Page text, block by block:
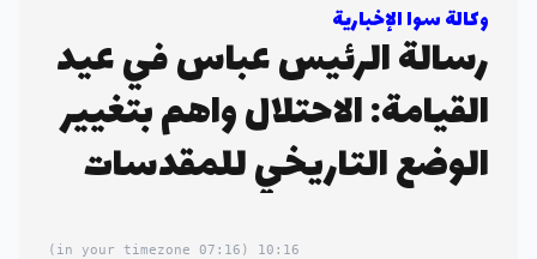
وكالة سوا الإخبارية
رسالة الرئيس عباس في عيد
القيامة: الاحتلال واهم بتغيير
الوضع التاريخي للمقدسات
10:16
(07:16 in your timezone)